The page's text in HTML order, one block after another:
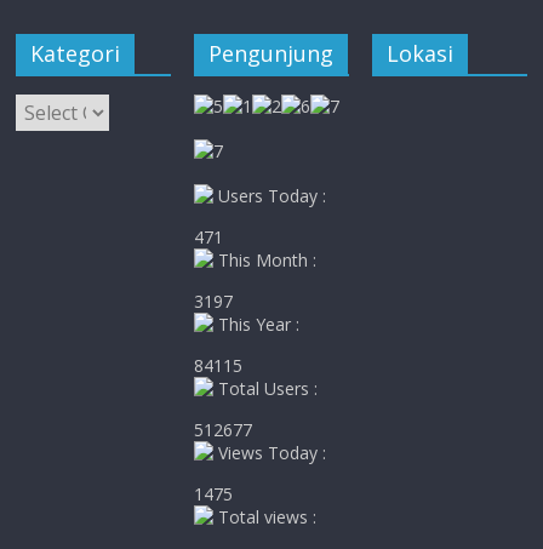
Kategori
Kategori
Pengunjung
Users Today :
471
This Month :
3197
This Year :
84115
Total Users :
512677
Views Today :
1475
Total views :
Lokasi